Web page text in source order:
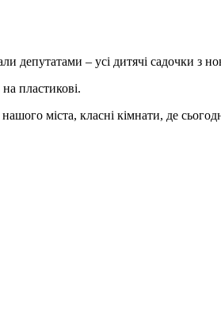
депутатами – усі дитячі садочки з
пластикові.
міста, класні кімнати, де